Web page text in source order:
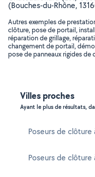
(Bouches-du-Rhône,
Autres exemples de
clôture, pose de portail,
réparation de grillage,
changement de portail,
pose de panneaux rigides
Villes proches
Ayant le plus de résultats,
Poseurs de clôture
Poseurs de